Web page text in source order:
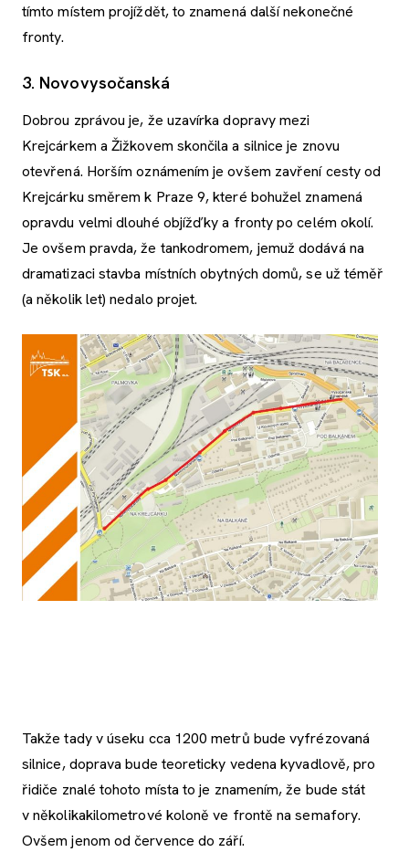
tímto místem projíždět, to znamená další nekonečné
fronty.
3. Novovysočanská
Dobrou zprávou je, že uzavírka dopravy mezi
Krejcárkem a Žižkovem skončila a silnice je znovu
otevřená. Horším oznámením je ovšem zavření cesty od
Krejcárku směrem k Praze 9, které bohužel znamená
opravdu velmi dlouhé objížďky a fronty po celém okolí.
Je ovšem pravda, že tankodromem, jemuž dodává na
dramatizaci stavba místních obytných domů, se už téměř
(a několik let) nedalo projet.
Takže tady v úseku cca 1200 metrů bude vyfrézovaná
silnice, doprava bude teoreticky vedena kyvadlově, pro
řidiče znalé tohoto místa to je znamením, že bude stát
v několikakilometrové koloně ve frontě na semafory.
Ovšem jenom od července do září.